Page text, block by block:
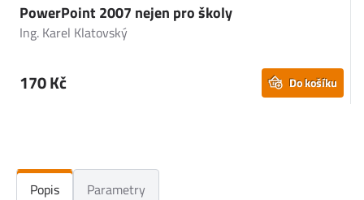
PowerPoint 2007 nejen pro školy
Ing. Karel Klatovský
170 Kč Do košíku
Popis Parametry